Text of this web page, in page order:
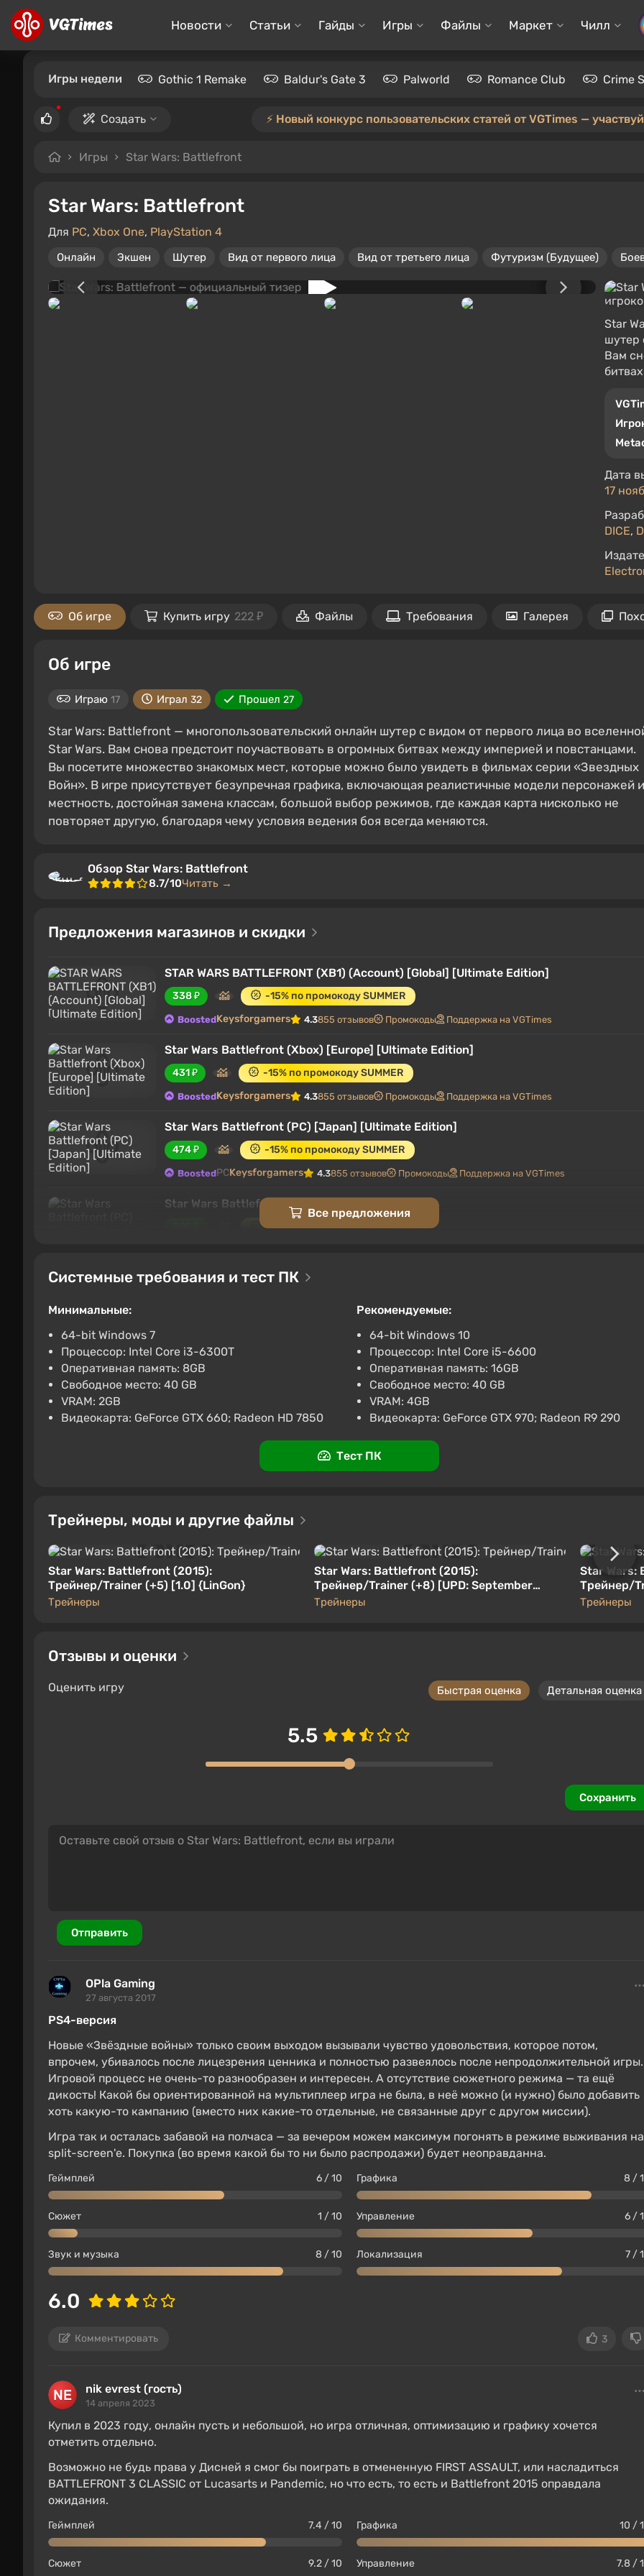
Новости Статьи Гайды Игры Файлы Маркет Чилл
Игры недели Gothic 1 Remake Baldur's Gate 3 Palworld Romance Club Crime
Создать ⚡️ Новый конкурс пользовательских статей от VGTimes —
Игры Star Wars: Battlefront
Star Wars: Battlefront
Для PC, Xbox One, PlayStation 4
Онлайн Экшен Шутер Вид от первого лица Вид от третьего лица Футуризм (Будущее)
Star
шутер
Вам
Дата
17
DICE,
Об игре Купить игру 222 ₽ Файлы Требования Галерея
Об игре
Играю 17 Играл 32 Прошел 27
Star Wars: Battlefront — многопользовательский онлайн шутер с видом от первого лица во
Star Wars. Вам снова предстоит поучаствовать в огромных битвах между империей и повстанцами.
Вы посетите множество знакомых мест, которые можно было увидеть в фильмах серии «Звездных
Войн». В игре присутствует безупречная графика, включающая реалистичные модели персонажей и
местность, достойная замена классам, большой выбор режимов, где каждая карта нисколько не
повторяет другую, благодаря чему условия ведения боя всегда меняются.
Обзор Star Wars: Battlefront
8.7/10Читать →
Предложения магазинов и скидки
STAR WARS BATTLEFRONT (XB1) (Account) [Global] [Ultimate Edition]
338 ₽ -15% по промокоду SUMMER
BoostedKeysforgamers 4.3855 отзывов Промокоды Поддержка на VGTimes
Star Wars Battlefront (Xbox) [Europe] [Ultimate Edition]
431 ₽ -15% по промокоду SUMMER
BoostedKeysforgamers 4.3855 отзывов Промокоды Поддержка на VGTimes
Star Wars Battlefront (PC) [Japan] [Ultimate Edition]
474 ₽ -15% по промокоду SUMMER
BoostedPCKeysforgamers 4.3855 отзывов Промокоды Поддержка на VGTimes
Star Wars Battlefront (PC) [Global] [Standard]
-15% по промокоду SUMMER
Star Wars Battlefront (Xbox) [Argentina] [Ultimate Edition]
-15% по промокоду SUMMER
Star Wars Battlefront (PC) [RU/CIS] [Standard]
676 ₽ -15% по промокоду SUMMER
855 отзывов Промокоды
Все предложения
Системные требования и тест ПК
Минимальные:
64-bit Windows 7
Процессор: Intel Core i3-6300T
Оперативная память: 8GB
Свободное место: 40 GB
VRAM: 2GB
Видеокарта: GeForce GTX 660; Radeon HD 7850
Рекомендуемые:
64-bit Windows 10
Процессор: Intel Core i5-6600
Оперативная память: 16GB
Свободное место: 40 GB
VRAM: 4GB
Видеокарта: GeForce GTX 970; Radeon R9 290
Тест ПК
Трейнеры, моды и другие файлы
Star Wars: Battlefront (2015):
Трейнер/Trainer (+5) [1.0] {LinGon}
Трейнеры
Star Wars: Battlefront (2015):
Трейнер/Trainer (+8) [UPD: September
2017] {LinGon}
Трейнеры
Star Wars:
Трейнер/
{MrAntiFun}
Трейнеры
Отзывы и оценки
Оценить игру Быстрая оценка Детальная оценка
5.5
Сохранить
Отправить
OPla Gaming
27 августа 2017
PS4-версия
Новые «Звёздные войны» только своим выходом вызывали чувство удовольствия, которое потом,
впрочем, убивалось после лицезрения ценника и полностью развеялось после непродолжительной игры.
Игровой процесс не очень-то разнообразен и интересен. А отсутствие сюжетного режима — та ещё
дикость! Какой бы ориентированной на мультиплеер игра не была, в неё можно (и нужно) было добавить
хоть какую-то кампанию (вместо них какие-то отдельные, не связанные друг с другом миссии).
Игра так и осталась забавой на полчаса — за вечером можем максимум погонять в режиме выживания на
split-screen'е. Покупка (во время какой бы то ни было распродажи) будет неоправданна.
Геймплей 6 / 10 Графика 8 /
Сюжет 1 / 10 Управление 6 /
Звук и музыка 8 / 10 Локализация 7 /
6.0
Комментировать 3
nik evrest (гость)
14 апреля 2023
Купил в 2023 году, онлайн пусть и небольшой, но игра отличная, оптимизацию и графику хочется
отметить отдельно.
Возможно не будь права у Дисней я смог бы поиграть в отмененную FIRST ASSAULT, или насладиться
BATTLEFRONT 3 CLASSIC от Lucasarts и Pandemic, но что есть, то есть и Battlefront 2015 оправдала
ожидания.
Геймплей 7.4 / 10 Графика 10 /
Сюжет 9.2 / 10 Управление 7.8 /